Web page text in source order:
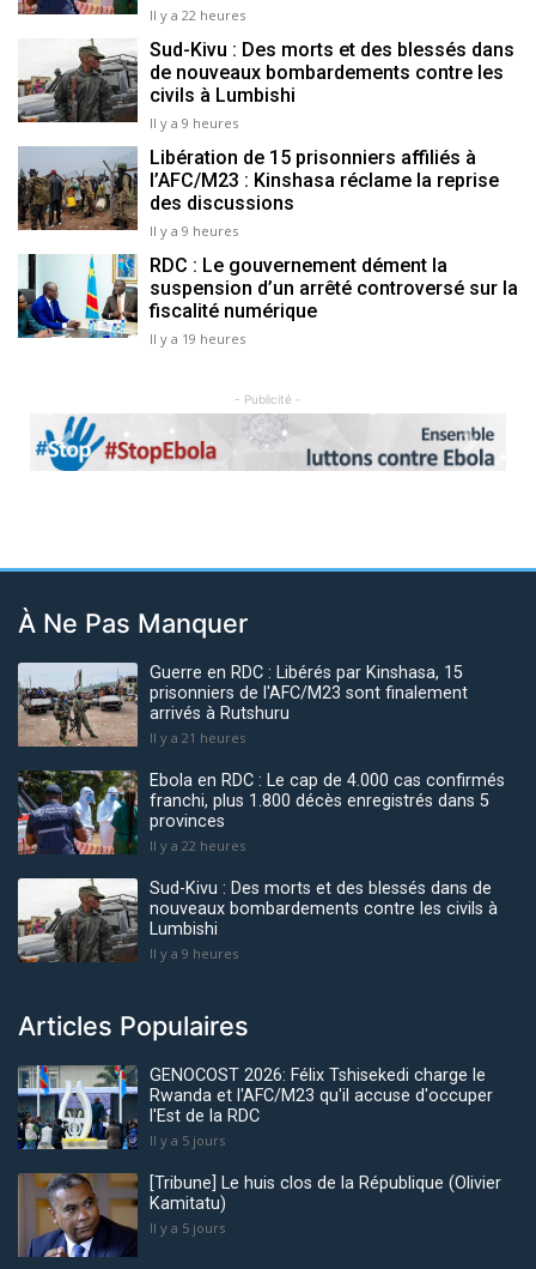
Il y a 22 heures
Sud-Kivu : Des morts et des blessés dans
de nouveaux bombardements contre les
civils à Lumbishi
Il y a 9 heures
Libération de 15 prisonniers affiliés à
l’AFC/M23 : Kinshasa réclame la reprise
des discussions
Il y a 9 heures
RDC : Le gouvernement dément la
suspension d’un arrêté controversé sur la
fiscalité numérique
Il y a 19 heures
- Publicité -
Previous Next
À Ne Pas Manquer
Guerre en RDC : Libérés par Kinshasa, 15
prisonniers de l'AFC/M23 sont finalement
arrivés à Rutshuru
Il y a 21 heures
Ebola en RDC : Le cap de 4.000 cas confirmés
franchi, plus 1.800 décès enregistrés dans 5
provinces
Il y a 22 heures
Sud-Kivu : Des morts et des blessés dans de
nouveaux bombardements contre les civils à
Lumbishi
Il y a 9 heures
Articles Populaires
GENOCOST 2026: Félix Tshisekedi charge le
Rwanda et l'AFC/M23 qu'il accuse d'occuper
l'Est de la RDC
Il y a 5 jours
[Tribune] Le huis clos de la République (Olivier
Kamitatu)
Il y a 5 jours